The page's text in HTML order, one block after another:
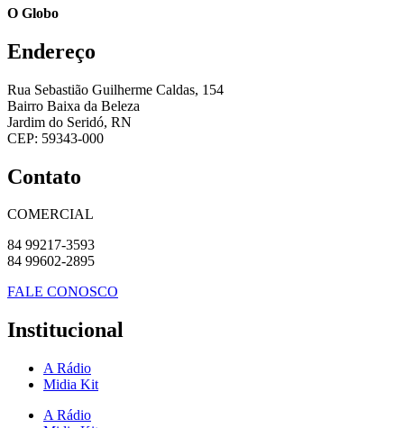
O Globo
Endereço
Rua Sebastião Guilherme Caldas, 154
Bairro Baixa da Beleza
Jardim do Seridó, RN
CEP: 59343-000
Contato
COMERCIAL
84 99217-3593
84 99602-2895
FALE CONOSCO
Institucional
A Rádio
Midia Kit
A Rádio